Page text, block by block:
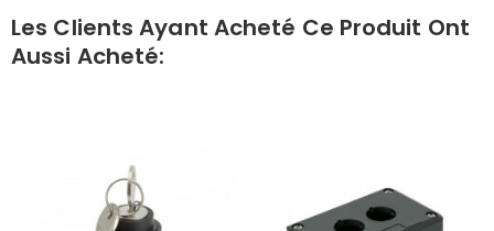
Les Clients Ayant Acheté Ce Produit Ont
Aussi Acheté: